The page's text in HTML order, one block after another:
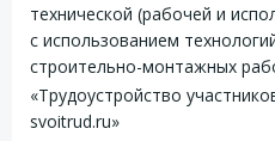
технической (рабочей и
с использованием
строительно-монтажных
«Трудоустройство
svoitrud.ru»